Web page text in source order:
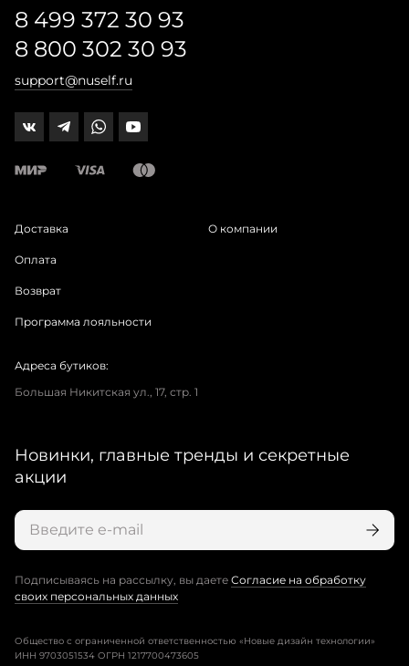
8 499 372 30 93
8 800 302 30 93
support@nuself.ru
Доставка
Оплата
Возврат
Программа лояльности
О компании
Адреса бутиков:
Большая Никитская ул., 17, стр. 1
Новинки, главные тренды и секретные
акции
Подписываясь на рассылку, вы даете Согласие на обработку
своих персональных данных
Общество с ограниченной ответственностью «Новые дизайн технологии»
ИНН 9703051534 ОГРН 1217700473605